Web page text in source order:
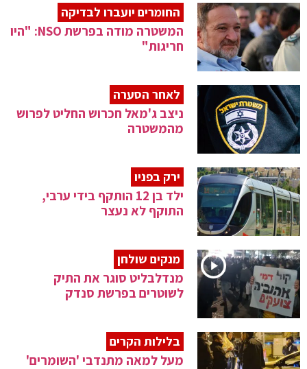
החומרים יועברו לבדיקה
המשטרה מודה בפרשת NSO: "היו
חריגות"
לאחר הסערה
ניצב ג'מאל חכרוש החליט לפרוש
מהמשטרה
ירק בפניו
ילד בן 12 הותקף בידי ערבי,
התוקף לא נעצר
מנקים שולחן
מנדלבליט סוגר את התיק
לשוטרים בפרשת סנדק
בלילות הקרים
מעל למאה מתנדבי 'השומרים'